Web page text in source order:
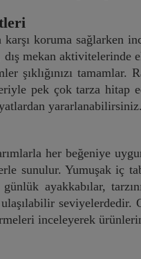
koruma sağlarken
dış mekan
şıklığınızı
pek çok tarza hitap
yararlanabilirsiniz.
her beğeniye
sunulur. Yumuşak iç
ayakkabılar,
inceleyerek